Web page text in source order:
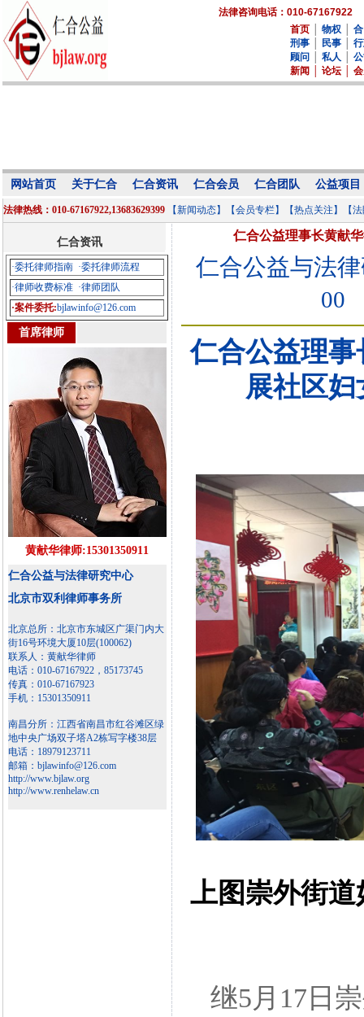
法律咨询电话：010-67167922
首页
物权
刑事
民事
顾问
私人
新闻
论坛
网站首页 关于仁合 仁合资讯 仁合会员 仁合团队 公益项目
法律热线：010-67167922,13683629399 【新闻动态】 【会员专栏】 【热点关注】 【
仁合资讯
·委托律师指南 ·委托律师流程
·律师收费标准 ·律师团队
·案件委托:bjlawinfo@126.com
首席律师
黄献华律师:15301350911
仁合公益与法律研究中心
北京市双利律师事务所
北京总所：北京市东城区广渠门内大
街16号环境大厦10层(100062)
联系人：黄献华律师
电话：010-67167922，85173745
传真：010-67167923
手机：15301350911
南昌分所：江西省南昌市红谷滩区绿
地中央广场双子塔A2栋写字楼38层
电话：18979123711
邮箱：bjlawinfo@126.com
http://www.bjlaw.org
http://www.renhelaw.cn
仁合公益理事长黄献
仁合公益与法
00
仁合公益理
展社区
上图崇外街
继5月17日